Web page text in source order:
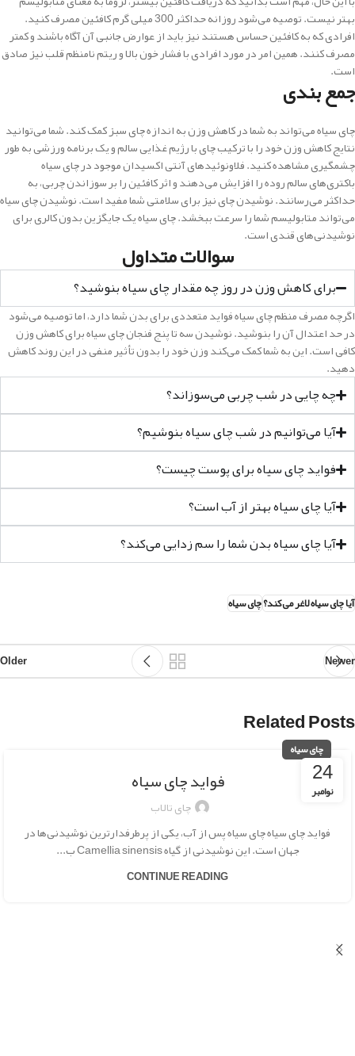
بهتر نیست. توصیه می‌شود روزانه حداکثر 300 میلی گرم کافئین مصرف کنید.
افرادی که به کافئین حساس هستند نیز باید از عوارض جانبی آن آگاه باشند و کمتر
مصرف کنند. همین امر در مورد افرادی با فشار خون بالا و ریتم نامنظم قلب نیز صادق
است.
جمع بندی
چای سیاه می‌تواند به شما در کاهش وزن به اندازه چای سبز کمک کند. شما می‌توانید
نتایج کاهش وزن خود را با ترکیب چای با رژیم غذایی سالم و یک برنامه ورزشی به طور
چشمگیری مشاهده کنید. فلاونوئیدهای آنتی اکسیدان موجود در چای سیاه
باکتری‌های سالم روده را افزایش می‌دهند و اثر کافئین را بر سوزاندن چربی، به
حداکثر می‌رسانند. نوشیدن چای نیز برای سلامتی شما مفید است. نوشیدن چای سیاه
می‌تواند متابولیسم شما را سرعت ببخشد. چای سیاه یک جایگزین بدون کالری برای
نوشیدنی‌های قندی است.
سوالات متداول
برای کاهش وزن در روز چه مقدار چای سیاه بنوشید؟
اگرچه مصرف منظم چای سیاه فواید متعددی برای بدن شما دارد، اما توصیه می‌شود
در حد اعتدال آن را بنوشید. نوشیدن سه تا پنج فنجان چای سیاه برای کاهش وزن
کافی است. این به شما کمک می‌کند وزن خود را بدون تأثیر منفی در این روند کاهش
دهید.
چه چایی در شب چربی می‌سوزاند؟
آیا می‌توانیم در شب چای سیاه بنوشیم؟
فواید چای سیاه برای پوست چیست؟
آیا چای سیاه بهتر از آب است؟
آیا چای سیاه بدن شما را سم زدایی می‌کند؟
آیا چای سیاه لاغر می‌کند؟چای سیاه
Newer
Older
Related Posts
24
نوامبر
چای سیاه
فواید چای سیاه
چای تالاب
فواید چای سیاه چای سیاه پس از آب، یکی از پرطرفدارترین نوشیدنی‌ها در
جهان است. این نوشیدنی از گیاه Camellia sinensis ب...
CONTINUE READING